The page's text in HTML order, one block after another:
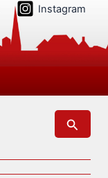
Instagram
Suchen